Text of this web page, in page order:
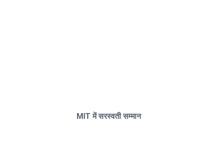
MIT में सरस्वती सम्मान